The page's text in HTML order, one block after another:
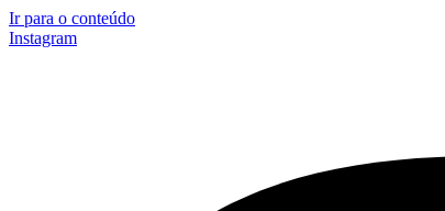
Ir para o conteúdo
Instagram